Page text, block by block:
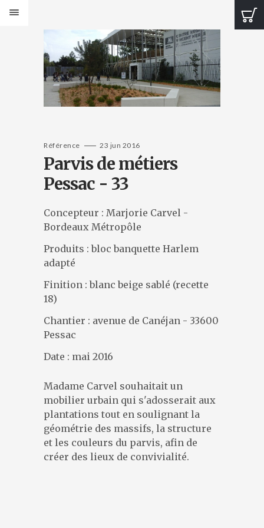
Bancs Design
Bancs Classic
Banquettes Design
Banquettes Classic
Jardinières Design
Jardinières classiques
Corbeilles Design
Corbeilles classiques
Bornes et protections
Éléments de voirie
CATALOGUES
DESIGNERS
PRÉSENTATION
ACTUALITÉS
RÉFÉRENCES
CONTACT
Référence 23 jun 2016
Parvis de métiers
Pessac - 33
Concepteur : Marjorie Carvel -
Bordeaux Métropôle
Produits : bloc banquette Harlem
adapté
Finition : blanc beige sablé (recette
18)
Chantier : avenue de Canéjan - 33600
Pessac
Date : mai 2016
Madame Carvel souhaitait un
mobilier urbain qui s'adosserait aux
plantations tout en soulignant la
géométrie des massifs, la structure
et les couleurs du parvis, afin de
créer des lieux de convivialité.